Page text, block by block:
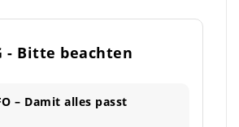
- Bitte beachten
– Damit alles passt